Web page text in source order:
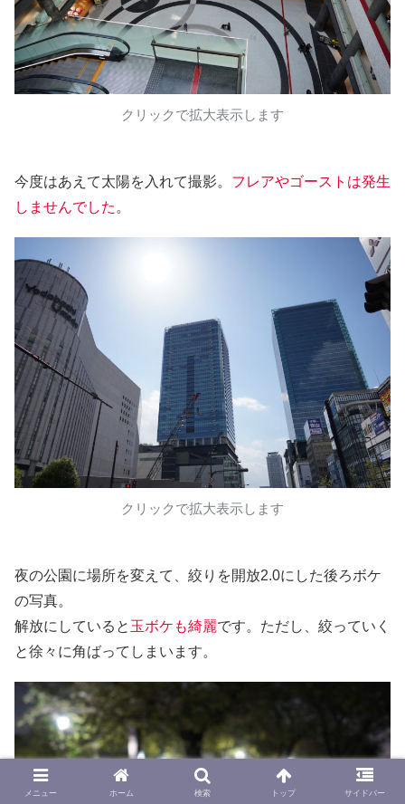
クリックで拡大表示します
今度はあえて太陽を入れて撮影。 フレアやゴーストは発生
しませんでした 。
クリックで拡大表示します
夜の公園に場所を変えて、絞りを開放2.0にした後ろボケ
の写真。
解放にしていると 玉ボケも綺麗です。ただし、絞っていく
と徐々に角ばってしまいます。
メニュー ホーム 検索 トップ サイドバー